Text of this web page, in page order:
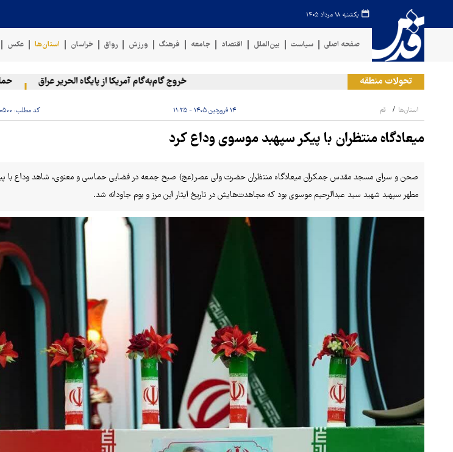
یکشنبه ۱۸ مرداد ۱۴۰۵
صفحه اصلی سیاست بین‌الملل اقتصاد جامعه فرهنگ ورزش رواق خراسان استان‌ها عکس
تحولات منطقه خروج گام‌به‌گام آمریکا از پایگاه الحریر عراق حمله
استان‌ها قم ۱۴ فروردین ۱۴۰۵ - ۱۱:۲۵ کد مطلب:
میعادگاه منتظران با پیکر سپهبد موسوی وداع کرد
صحن و سرای مسجد مقدس جمکران میعادگاه منتظران حضرت ولی عصر(عج) صبح جمعه در فضایی حماسی و معنوی، شاهد وداع با
مطهر سپهبد شهید سید عبدالرحیم موسوی بود که مجاهدت‌هایش در تاریخ ایثار این مرز و بوم جاودانه شد.